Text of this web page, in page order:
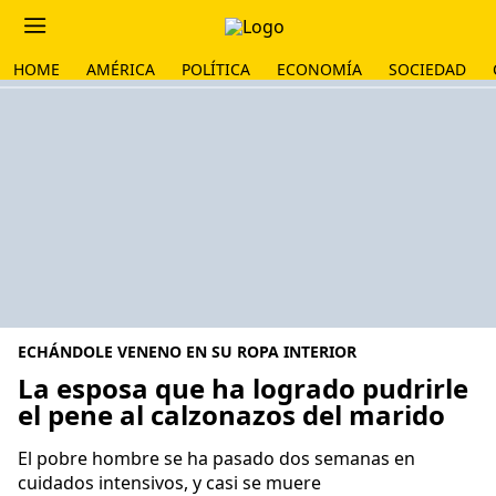
HOME AMÉRICA POLÍTICA ECONOMÍA SOCIEDAD
ECHÁNDOLE VENENO EN SU ROPA INTERIOR
La esposa que ha logrado pudrirle
el pene al calzonazos del marido
El pobre hombre se ha pasado dos semanas en
cuidados intensivos, y casi se muere